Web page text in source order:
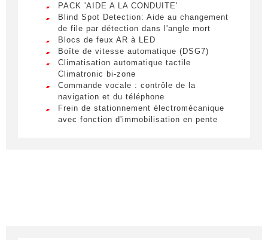
Obtenir des informations
Remplissez le formulaire ci-dessous pour être
recontacté afin d’obtenir des informations sur un
véhicule.
PACK 'AIDE A LA CONDUITE'
Blind Spot Detection: Aide au changement
de file par détection dans l'angle mort
Blocs de feux AR à LED
Boîte de vitesse automatique (DSG7)
Climatisation automatique tactile
Climatronic bi-zone
Commande vocale : contrôle de la
navigation et du téléphone
Frein de stationnement électromécanique
avec fonction d'immobilisation en pente